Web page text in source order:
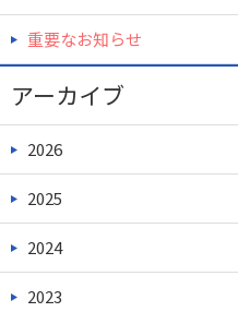
重要なお知らせ
アーカイブ
2026
2025
2024
2023